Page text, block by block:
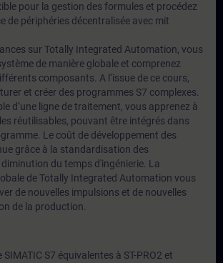
pour la gestion des formules et procédez
de périphéries décentralisée avec mit
sur Totally Integrated Automation, vous
de manière globale et comprenez
composants. A l‘issue de ce cours,
et créer des programmes S7 complexes.
d‘une ligne de traitement, vous apprenez à
réutilisables, pouvant être intégrés dans
Le coût de développement des
grâce à la standardisation des
du temps d'ingénierie. La
de Totally Integrated Automation vous
de nouvelles impulsions et de nouvelles
de la production.
S7 équivalentes à ST-PRO2 et